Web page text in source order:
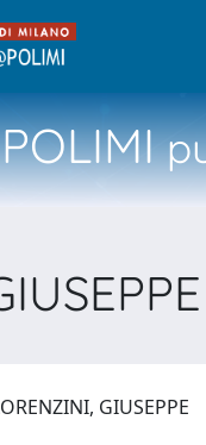
GIUSEPPE